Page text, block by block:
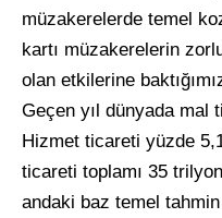
müzakerelerde temel
kartı müzakerelerin
olan etkilerine
Geçen yıl dünyada mal
Hizmet ticareti yüzde
ticareti toplamı 35
andaki baz temel